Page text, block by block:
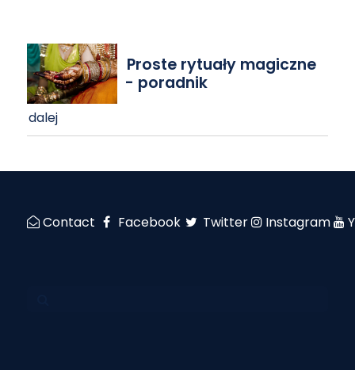
Proste rytuały magiczne
- poradnik
dalej
Contact Facebook Twitter Instagram